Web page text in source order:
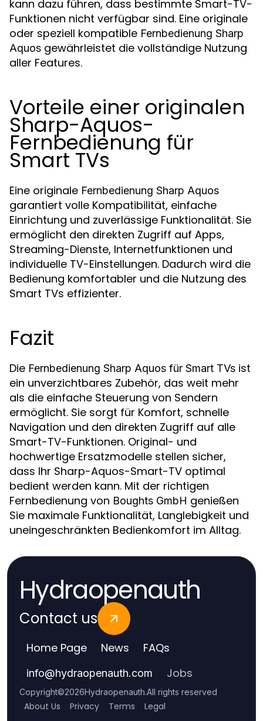
kann dazu führen, dass bestimmte Smart-TV-
Funktionen nicht verfügbar sind. Eine originale
oder speziell kompatible Fernbedienung Sharp
Aquos gewährleistet die vollständige Nutzung
aller Features.
Vorteile einer originalen
Sharp-Aquos-
Fernbedienung für
Smart TVs
Eine originale Fernbedienung Sharp Aquos
garantiert volle Kompatibilität, einfache
Einrichtung und zuverlässige Funktionalität. Sie
ermöglicht den direkten Zugriff auf Apps,
Streaming-Dienste, Internetfunktionen und
individuelle TV-Einstellungen. Dadurch wird die
Bedienung komfortabler und die Nutzung des
Smart TVs effizienter.
Fazit
Die Fernbedienung Sharp Aquos für Smart TVs ist
ein unverzichtbares Zubehör, das weit mehr
als die einfache Steuerung von Sendern
ermöglicht. Sie sorgt für Komfort, schnelle
Navigation und den direkten Zugriff auf alle
Smart-TV-Funktionen. Original- und
hochwertige Ersatzmodelle stellen sicher,
dass Ihr Sharp-Aquos-Smart-TV optimal
bedient werden kann. Mit der richtigen
Fernbedienung von Boughts GmbH genießen
Sie maximale Funktionalität, Langlebigkeit und
uneingeschränkten Bedienkomfort im Alltag.
Hydraopenauth
Contact us
Home Page News FAQs
info@hydraopenauth.com Jobs
Copyright©2026Hydraopenauth.All rights reserved
About Us Privacy Terms Legal